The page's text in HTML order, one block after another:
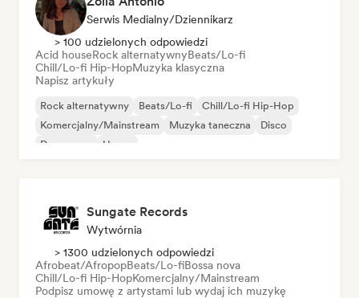
Serwis Medialny/Dziennikarz
> 100 udzielonych odpowiedzi
Acid houseRock alternatywnyBeats/Lo-fi
Chill/Lo-fi Hip-HopMuzyka klasyczna
Napisz artykuły
Rock alternatywny Beats/Lo-fi
Chill/Lo-fi Hip-Hop
Komercjalny/Mainstream
Muzyka taneczna
Disco
Dream pop
House
Sungate Records
Wytwórnia
> 1300 udzielonych odpowiedzi
Afrobeat/AfropopBeats/Lo-fiBossa nova
Chill/Lo-fi Hip-HopKomercjalny/Mainstream
Podpisz umowę z artystami lub wydaj ich muzykę